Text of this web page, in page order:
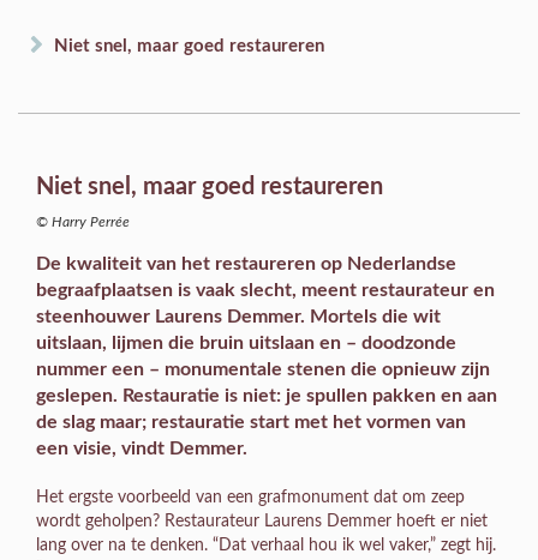
Niet snel, maar goed restaureren
Niet snel, maar goed restaureren
© Harry Perrée
De kwaliteit van het restaureren op Nederlandse
begraafplaatsen is vaak slecht, meent restaurateur en
steenhouwer Laurens Demmer. Mortels die wit
uitslaan, lijmen die bruin uitslaan en – doodzonde
nummer een – monumentale stenen die opnieuw zijn
geslepen. Restauratie is niet: je spullen pakken en aan
de slag maar; restauratie start met het vormen van
een visie, vindt Demmer.
Het ergste voorbeeld van een grafmonument dat om zeep
wordt geholpen? Restaurateur Laurens Demmer hoeft er niet
lang over na te denken. “Dat verhaal hou ik wel vaker,” zegt hij.